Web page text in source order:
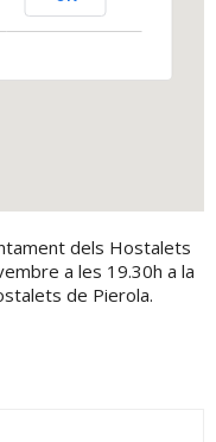
Pierola
dels Hostalets
a les 19.30h a la
de Pierola.